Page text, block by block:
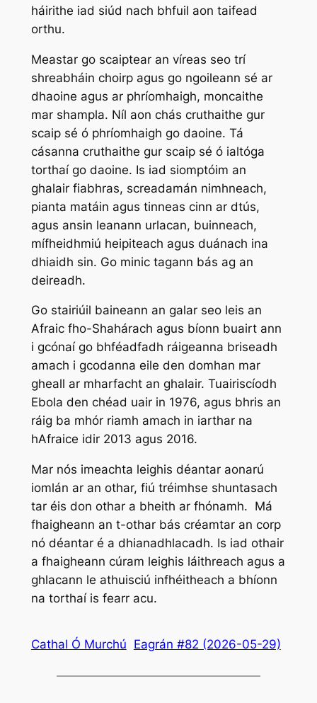
háirithe iad siúd nach bhfuil aon taifead
orthu.
Meastar go scaiptear an víreas seo trí
shreabháin choirp agus go ngoileann sé ar
dhaoine agus ar phríomhaigh, moncaithe
mar shampla. Níl aon chás cruthaithe gur
scaip sé ó phríomhaigh go daoine. Tá
cásanna cruthaithe gur scaip sé ó ialtóga
torthaí go daoine. Is iad siomptóim an
ghalair fiabhras, screadamán nimhneach,
pianta matáin agus tinneas cinn ar dtús,
agus ansin leanann urlacan, buinneach,
mífheidhmiú heipiteach agus duánach ina
dhiaidh sin. Go minic tagann bás ag an
deireadh.
Go stairiúil baineann an galar seo leis an
Afraic fho-Shahárach agus bíonn buairt ann
i gcónaí go bhféadfadh ráigeanna briseadh
amach i gcodanna eile den domhan mar
gheall ar mharfacht an ghalair. Tuairiscíodh
Ebola den chéad uair in 1976, agus bhris an
ráig ba mhór riamh amach in iarthar na
hAfraice idir 2013 agus 2016.
Mar nós imeachta leighis déantar aonarú
iomlán ar an othar, fiú tréimhse shuntasach
tar éis don othar a bheith ar fhónamh. Má
fhaigheann an t-othar bás créamtar an corp
nó déantar é a dhianadhlacadh. Is iad othair
a fhaigheann cúram leighis láithreach agus a
ghlacann le athuisciú infhéitheach a bhíonn
na torthaí is fearr acu.
Cathal Ó Murchú Eagrán #82 (2026-05-29)